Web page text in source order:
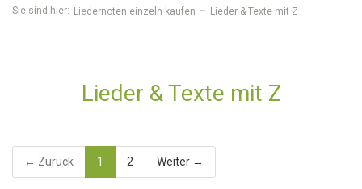
Sie sind hier: Liedernoten einzeln kaufen Lieder & Texte mit Z
Lieder & Texte mit Z
← Zurück 1 2 Weiter →